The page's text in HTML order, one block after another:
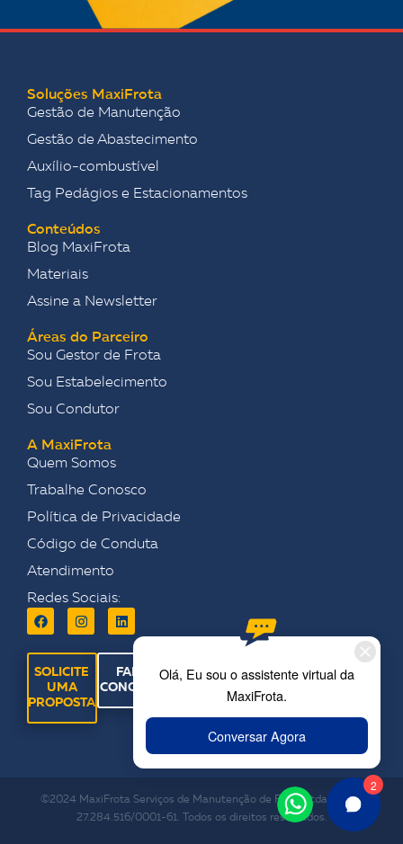
Soluções MaxiFrota
Gestão de Manutenção
Gestão de Abastecimento
Auxílio-combustível
Tag Pedágios e Estacionamentos
Conteúdos
Blog MaxiFrota
Materiais
Assine a Newsletter
Áreas do Parceiro
Sou Gestor de Frota
Sou Estabelecimento
Sou Condutor
A MaxiFrota
Quem Somos
Trabalhe Conosco
Política de Privacidade
Código de Conduta
Atendimento
Redes Sociais:
SOLICITE
UMA
PROPOSTA
FALE
CONOSCO
©2024 MaxiFrota Serviços de Manutenção de Frota Ltda. CNPJ:
27.284.516/0001-61. Todos os direitos reservados.